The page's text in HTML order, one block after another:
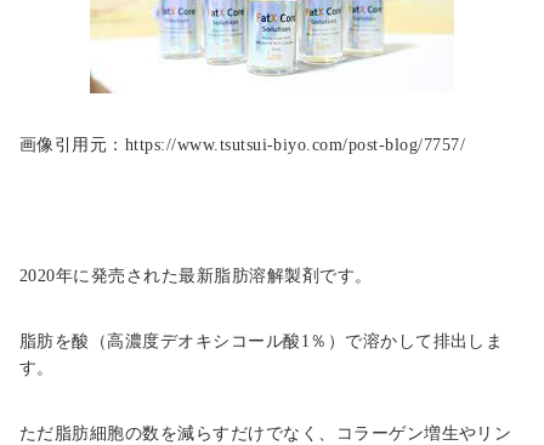
画像引用元：https://www.tsutsui-biyo.com/post-blog/7757/
2020年に発売された最新脂肪溶解製剤です。
脂肪を酸（高濃度デオキシコール酸1％）で溶かして排出しま
す。
ただ脂肪細胞の数を減らすだけでなく、コラーゲン増生やリン